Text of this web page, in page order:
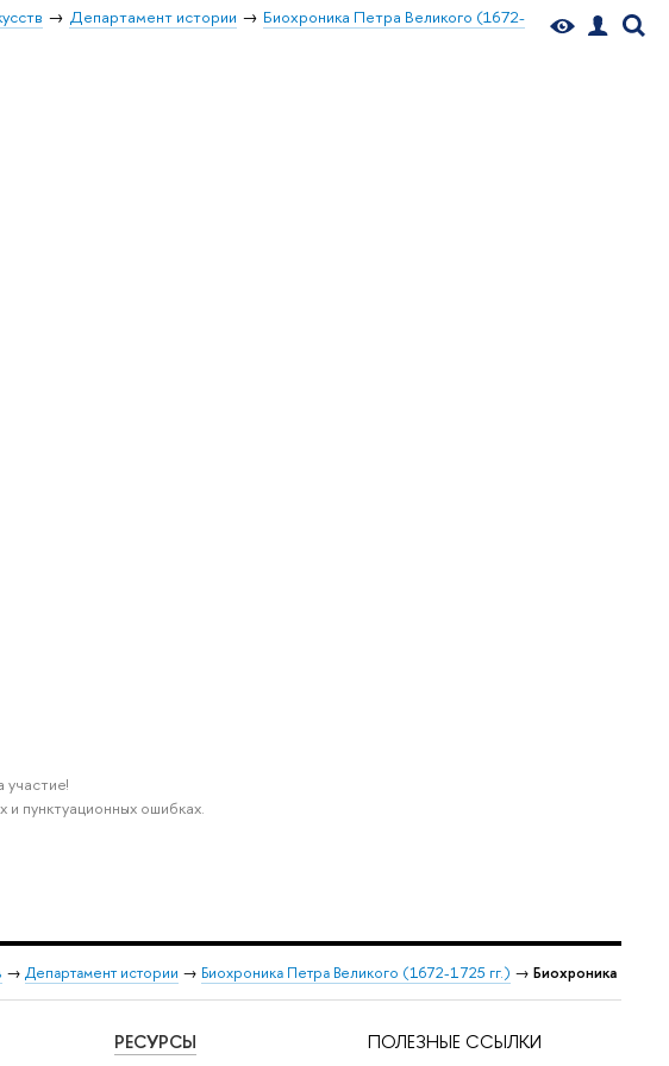
Департамент истории
Биохроника Петра Великого (1672-
пунктуационных ошибках.
→ Департамент истории → Биохроника Петра Великого (1672-1725 гг.) → Биохроника
РЕСУРСЫ ПОЛЕЗНЫЕ ССЫЛКИ